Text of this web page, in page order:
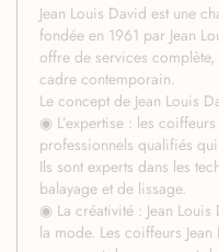
Jean Louis David est une
fondée en 1961 par Jean
offre de services
cadre contemporain.
Le concept de Jean Louis
◉ L’expertise : les
professionnels qualifiés
Ils sont experts dans les
balayage et de lissage.
◉ La créativité : Jean
la mode. Les coiffeurs